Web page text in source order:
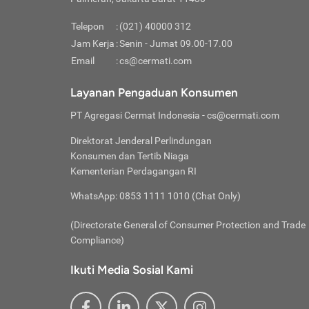
rendah
Jika
Kredit
Telepon :(021) 40000 312
Jam Kerja :Senin - Jumat 09.00-17.00
Email
:cs@cermati.com
Layanan Pengaduan Konsumen
PT Agregasi Cermat Indonesia - cs@cermati.com
Direktorat Jenderal Perlindungan
Konsumen dan Tertib Niaga
Kementerian Perdagangan RI
WhatsApp: 0853 1111 1010 (Chat Only)
(Directorate General of Consumer Protection and Trade
Compliance)
Ikuti Media Sosial Kami